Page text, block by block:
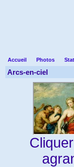
Accueil Photos
Arcs-en-ciel